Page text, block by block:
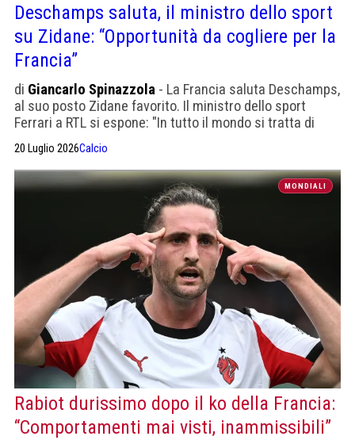
Deschamps saluta, il ministro dello sport
su Zidane: “Opportunità da cogliere per la
Francia”
di Giancarlo Spinazzola - La Francia saluta Deschamps,
al suo posto Zidane favorito. Il ministro dello sport
Ferrari a RTL si espone: "In tutto il mondo si tratta di
20 Luglio 2026Calcio
MONDIALI
Rabiot durissimo dopo il ko della Francia:
“Comportamenti mai visti, inammissibili”